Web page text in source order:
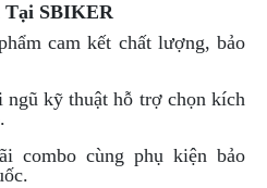
Tại SBIKER
cam kết chất lượng, bảo
ngũ kỹ thuật hỗ trợ chọn kích
combo cùng phụ kiện bảo